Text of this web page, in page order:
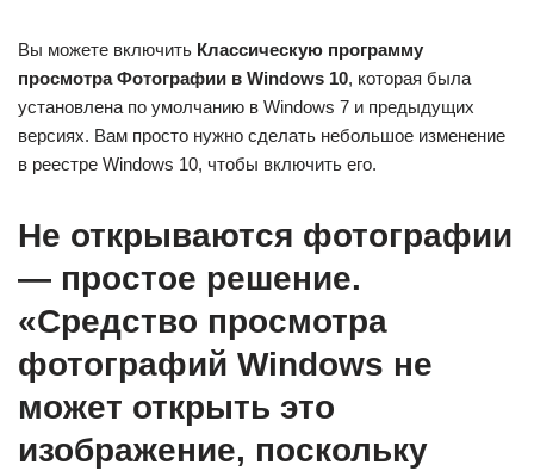
Вы можете включить Классическую программу
просмотра Фотографии в Windows 10, которая была
установлена по умолчанию в Windows 7 и предыдущих
версиях. Вам просто нужно сделать небольшое изменение
в реестре Windows 10, чтобы включить его.
Не открываются фотографии
— простое решение.
«Средство просмотра
фотографий Windows не
может открыть это
изображение, поскольку